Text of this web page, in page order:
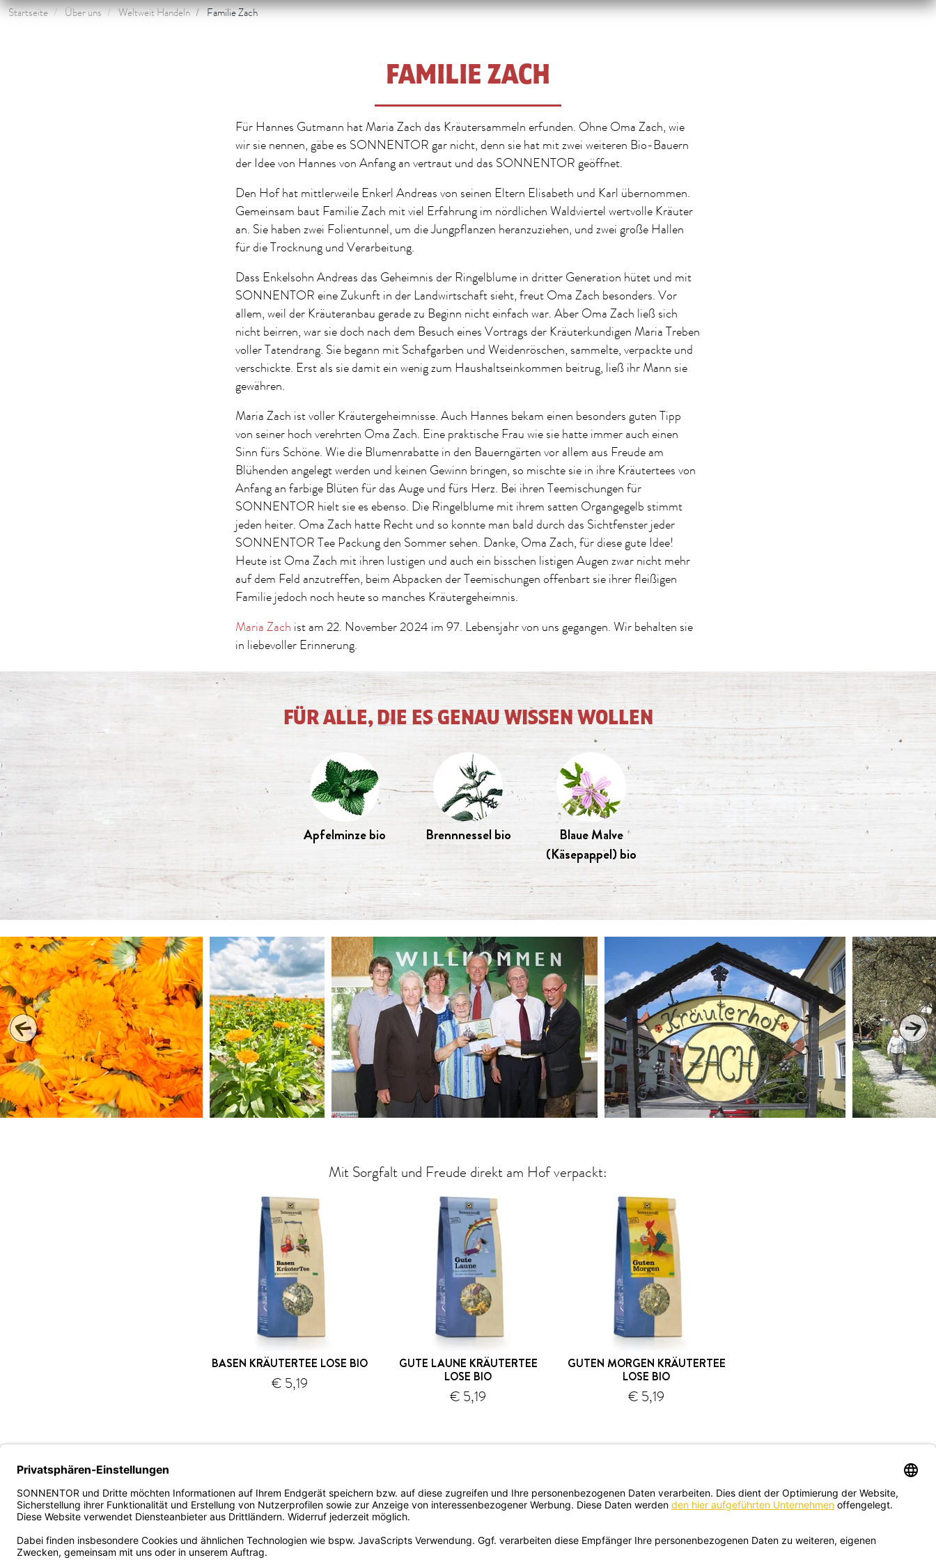
Startseite Über uns Weltweit Handeln Familie Zach
FAMILIE ZACH
Für Hannes Gutmann hat Maria Zach das Kräutersammeln erfunden. Ohne Oma Zach, wie
wir sie nennen, gäbe es SONNENTOR gar nicht, denn sie hat mit zwei weiteren Bio-Bauern
der Idee von Hannes von Anfang an vertraut und das SONNENTOR geöffnet.
Den Hof hat mittlerweile Enkerl Andreas von seinen Eltern Elisabeth und Karl übernommen.
Gemeinsam baut Familie Zach mit viel Erfahrung im nördlichen Waldviertel wertvolle Kräuter
an. Sie haben zwei Folientunnel, um die Jungpflanzen heranzuziehen, und zwei große Hallen
für die Trocknung und Verarbeitung.
Dass Enkelsohn Andreas das Geheimnis der Ringelblume in dritter Generation hütet und mit
SONNENTOR eine Zukunft in der Landwirtschaft sieht, freut Oma Zach besonders. Vor
allem, weil der Kräuteranbau gerade zu Beginn nicht einfach war. Aber Oma Zach ließ sich
nicht beirren, war sie doch nach dem Besuch eines Vortrags der Kräuterkundigen Maria Treben
voller Tatendrang. Sie begann mit Schafgarben und Weidenröschen, sammelte, verpackte und
verschickte. Erst als sie damit ein wenig zum Haushaltseinkommen beitrug, ließ ihr Mann sie
gewähren.
Maria Zach ist voller Kräutergeheimnisse. Auch Hannes bekam einen besonders guten Tipp
von seiner hoch verehrten Oma Zach. Eine praktische Frau wie sie hatte immer auch einen
Sinn fürs Schöne. Wie die Blumenrabatte in den Bauerngärten vor allem aus Freude am
Blühenden angelegt werden und keinen Gewinn bringen, so mischte sie in ihre Kräutertees von
Anfang an farbige Blüten für das Auge und fürs Herz. Bei ihren Teemischungen für
SONNENTOR hielt sie es ebenso. Die Ringelblume mit ihrem satten Organgegelb stimmt
jeden heiter. Oma Zach hatte Recht und so konnte man bald durch das Sichtfenster jeder
SONNENTOR Tee Packung den Sommer sehen. Danke, Oma Zach, für diese gute Idee!
Heute ist Oma Zach mit ihren lustigen und auch ein bisschen listigen Augen zwar nicht mehr
auf dem Feld anzutreffen, beim Abpacken der Teemischungen offenbart sie ihrer fleißigen
Familie jedoch noch heute so manches Kräutergeheimnis.
Maria Zach ist am 22. November 2024 im 97. Lebensjahr von uns gegangen. Wir behalten sie
in liebevoller Erinnerung.
FÜR ALLE, DIE ES GENAU WISSEN WOLLEN
Apfelminze bio Brennnessel bio
Blaue Malve
(Käsepappel) bio
Mit Sorgfalt und Freude direkt am Hof verpackt:
BASEN KRÄUTERTEE LOSE BIO
€ 5,19
GUTE LAUNE KRÄUTERTEE
LOSE BIO
€ 5,19Versand
GUTEN MORGEN KRÄUTERTEE
LOSE BIO
€ 5,19Versand
Unternehmen
Über uns
Karriere
Presse
Service
Versand und Zahlung
FAQ/häufige Fragen
Kontakt
B2B - Vertrieb
Fachhandel/Apotheke
Gastronomie
Bestellplattform-
Newsletter bestellen